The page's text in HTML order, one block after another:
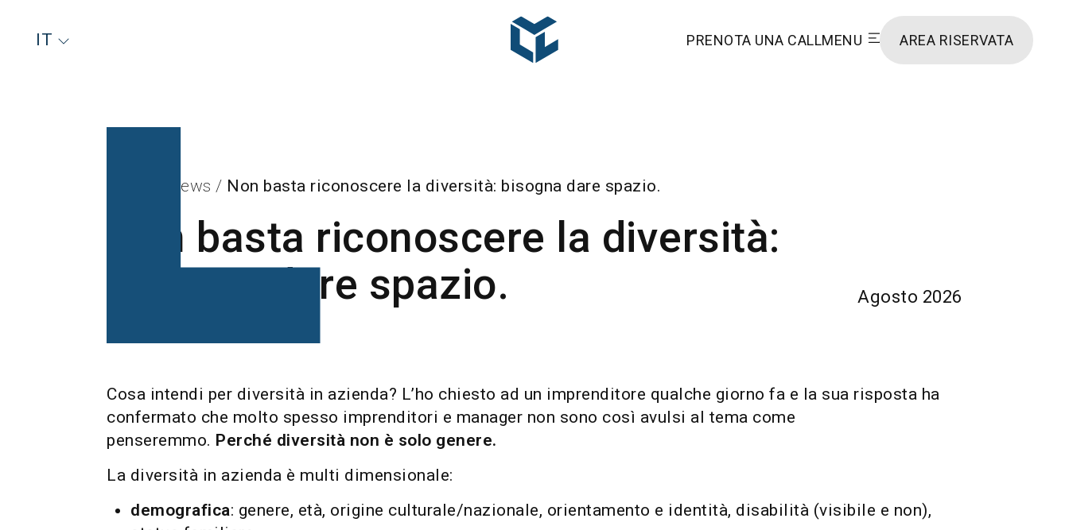
IT PRENOTA UNA CALLMENU AREA RISERVATA
News / Non basta riconoscere la diversità: bisogna dare spazio.
Non basta riconoscere la diversità:
bisogna dare spazio.
Agosto 2026
Cosa intendi per diversità in azienda? L’ho chiesto ad un imprenditore qualche giorno fa e la sua risposta ha
confermato che molto spesso imprenditori e manager non sono così avulsi al tema come
penseremmo. Perché diversità non è solo genere.
La diversità in azienda è multi dimensionale:
demografica: genere, età, origine culturale/nazionale, orientamento e identità, disabilità (visibile e non),